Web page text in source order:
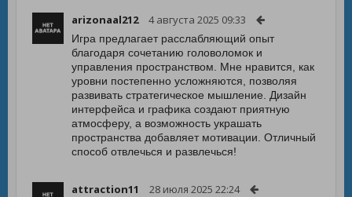
arizonaal212 4 августа 2025 09:33
Игра предлагает расслабляющий опыт
благодаря сочетанию головоломок и
управления пространством. Мне нравится, как
уровни постепенно усложняются, позволяя
развивать стратегическое мышление. Дизайн
интерфейса и графика создают приятную
атмосферу, а возможность украшать
пространства добавляет мотивации. Отличный
способ отвлечься и развлечься!
attraction11 28 июля 2025 22:24